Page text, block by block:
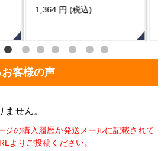
1,364 円 (税込)
客様の声
せん。
ジの購入履歴か発送メールに記載されて
よりご投稿ください。